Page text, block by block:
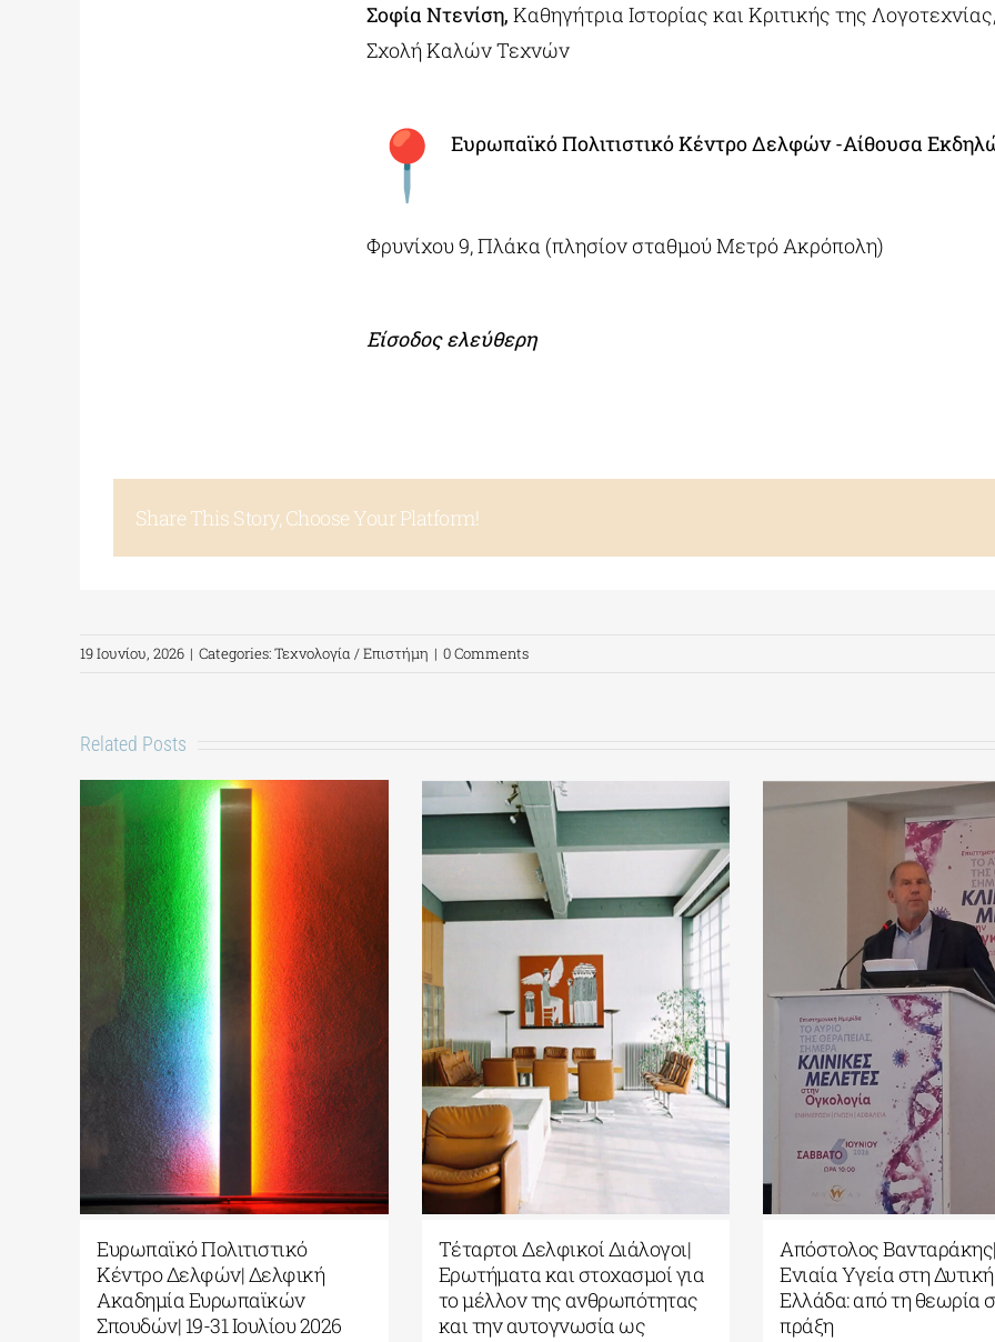
Σοφία Ντενίση, Καθηγήτρια Ιστορίας και Κριτικής της
Σχολή Καλών Τεχνών
Ευρωπαϊκό Πολιτιστικό Κέντρο Δελφών -Αίθουσα
Φρυνίχου 9, Πλάκα (πλησίον σταθμού Μετρό Ακρόπολη)
Είσοδος ελεύθερη
Share This Story, Choose Your Platform!
19 Ιουνίου, 2026 | Categories:Τεχνολογία / Επιστήμη | 0 Comments
Related Posts
Ευρωπαϊκό Πολιτιστικό
Κέντρο Δελφών| Με απόλυτη
επιτυχία ολοκληρώθηκαν οι
Τέταρτοι Δελφικοί Διάλογοι
Ευρωπαϊκό Πολιτιστικό
Κέντρο Δελφών| Δελφική
Ακαδημία Ευρωπαϊκών
Σπουδών| 19-31 Ιουλίου 2026
Τέταρτοι Δελφικοί Διάλογοι|
Ερωτήματα και στοχασμοί για
το μέλλον της ανθρωπότητας
και την αυτογνωσία ως